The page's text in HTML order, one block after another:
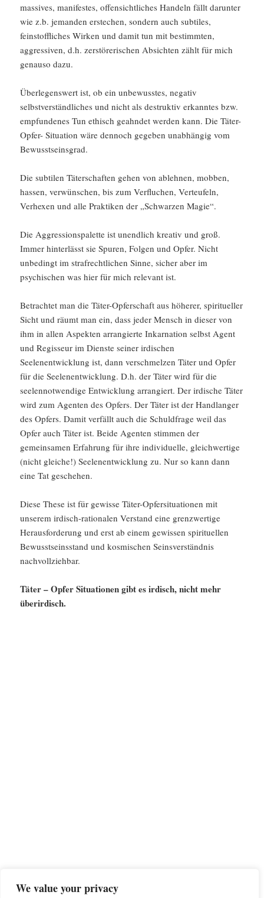
We value your privacy
massives, manifestes, offensichtliches Handeln fällt darunter
wie z.b. jemanden erstechen, sondern auch subtiles,
feinstoffliches Wirken und damit tun mit bestimmten,
aggressiven, d.h. zerstörerischen Absichten zählt für mich
genauso dazu.
Überlegenswert ist, ob ein unbewusstes, negativ
selbstverständliches und nicht als destruktiv erkanntes bzw.
empfundenes Tun ethisch geahndet werden kann. Die Täter-
Opfer- Situation wäre dennoch gegeben unabhängig vom
Bewusstseinsgrad.
Die subtilen Täterschaften gehen von ablehnen, mobben,
hassen, verwünschen, bis zum Verfluchen, Verteufeln,
Verhexen und alle Praktiken der „Schwarzen Magie“.
Die Aggressionspalette ist unendlich kreativ und groß.
Immer hinterlässt sie Spuren, Folgen und Opfer. Nicht
unbedingt im strafrechtlichen Sinne, sicher aber im
psychischen was hier für mich relevant ist.
Betrachtet man die Täter-Opferschaft aus höherer, spiritueller
Sicht und räumt man ein, dass jeder Mensch in dieser von
ihm in allen Aspekten arrangierte Inkarnation selbst Agent
und Regisseur im Dienste seiner irdischen
Seelenentwicklung ist, dann verschmelzen Täter und Opfer
für die Seelenentwicklung. D.h. der Täter wird für die
seelennotwendige Entwicklung arrangiert. Der irdische Täter
wird zum Agenten des Opfers. Der Täter ist der Handlanger
des Opfers. Damit verfällt auch die Schuldfrage weil das
Opfer auch Täter ist. Beide Agenten stimmen der
gemeinsamen Erfahrung für ihre individuelle, gleichwertige
(nicht gleiche!) Seelenentwicklung zu. Nur so kann dann
eine Tat geschehen.
Diese These ist für gewisse Täter-Opfersituationen mit
unserem irdisch-rationalen Verstand eine grenzwertige
Herausforderung und erst ab einem gewissen spirituellen
Bewusstseinsstand und kosmischen Seinsverständnis
nachvollziehbar.
Täter – Opfer Situationen gibt es irdisch, nicht mehr
überirdisch.